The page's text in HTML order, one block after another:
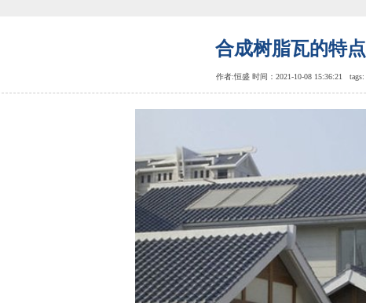
合成树脂瓦的特点
作者:恒盛 时间：2021-10-08 15:36:21 tags: